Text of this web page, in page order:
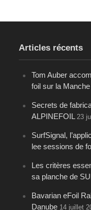
Articles récents
Tom Auber
foil sur la Manche
Secrets de
ALPINEFOIL 23
SurfSignal,
lee sessions de
Les critères
sa planche de
Bavarian eFoil
Danube 14 juillet